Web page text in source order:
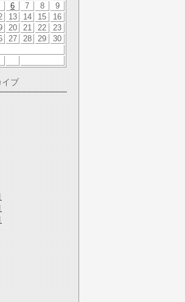
6 7 8
9
13 14 15
16
20 21 22
23
27 28 29
30
イブ